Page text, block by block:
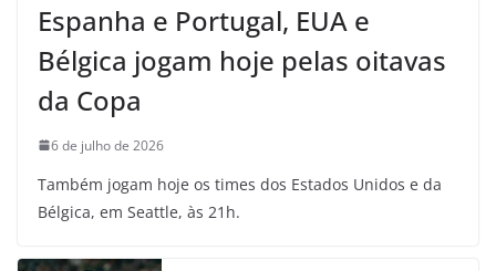
Espanha e Portugal, EUA e
Bélgica jogam hoje pelas oitavas
da Copa
6 de julho de 2026
Também jogam hoje os times dos Estados Unidos e da
Bélgica, em Seattle, às 21h.